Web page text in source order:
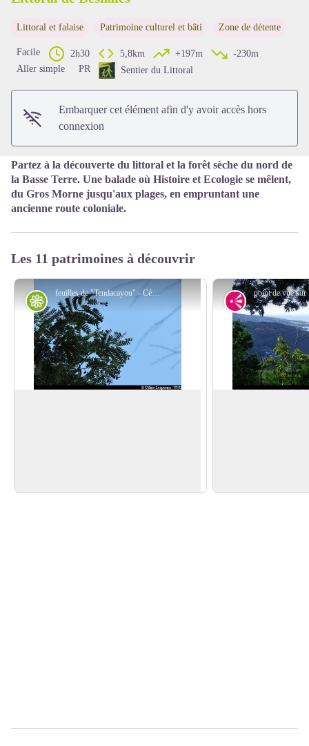
Voir l'image en plein écran
Littoral et falaise Patrimoine culturel et bâti Zone de détente
Facile 2h30 5,8km +197m
-230m
Aller simple
PR Sentier du Littoral
Embarquer cet élément afin d'y avoir accès hors
connexion
Partez à la découverte du littoral et la forêt sèche du nord de
la Basse Terre. Une balade où Histoire et Ecologie se mêlent,
du Gros Morne jusqu'aux plages, en empruntant une
ancienne route coloniale.
Les 11 patrimoines à découvrir
feuilles de "Tendacayou" - Céline Lesponne / PNG
Flore Point de vue